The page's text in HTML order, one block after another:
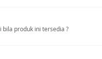
bila produk ini tersedia ?